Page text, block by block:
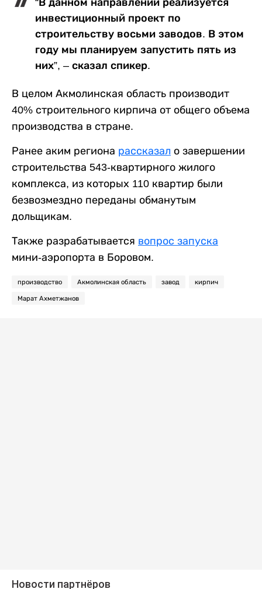
“В данном направлении реализуется
инвестиционный проект по
строительству восьми заводов. В этом
году мы планируем запустить пять из
них”, – сказал спикер.
В целом Акмолинская область производит
40% строительного кирпича от общего объема
производства в стране.
Ранее аким региона рассказал о завершении
строительства 543-квартирного жилого
комплекса, из которых 110 квартир были
безвозмездно переданы обманутым
дольщикам.
Также разрабатывается вопрос запуска
мини-аэропорта в Боровом.
производство Акмолинская область завод кирпич
Марат Ахметжанов